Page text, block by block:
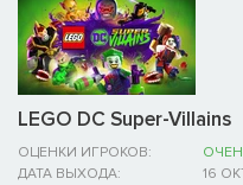
LEGO DC Super-Villains
ОЦЕНКИ ИГРОКОВ:
ДАТА ВЫХОДА:
16